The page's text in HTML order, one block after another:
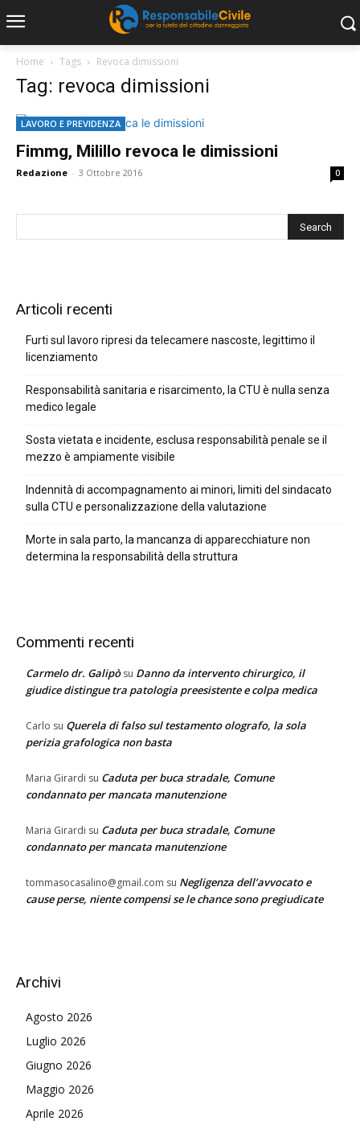
Home Tags Revoca dimissioni
Tag: revoca dimissioni
LAVORO E PREVIDENZA
Fimmg, Milillo revoca le dimissioni
Redazione - 3 Ottobre 2016 0
Articoli recenti
Furti sul lavoro ripresi da telecamere nascoste, legittimo il
licenziamento
Responsabilità sanitaria e risarcimento, la CTU è nulla senza
medico legale
Sosta vietata e incidente, esclusa responsabilità penale se il
mezzo è ampiamente visibile
Indennità di accompagnamento ai minori, limiti del sindacato
sulla CTU e personalizzazione della valutazione
Morte in sala parto, la mancanza di apparecchiature non
determina la responsabilità della struttura
Commenti recenti
Carmelo dr. Galipòsu Danno da intervento chirurgico, il
giudice distingue tra patologia preesistente e colpa medica
Carlo su Querela di falso sul testamento olografo, la sola
perizia grafologica non basta
Maria Girardi su Caduta per buca stradale, Comune
condannato per mancata manutenzione
Maria Girardi su Caduta per buca stradale, Comune
condannato per mancata manutenzione
tommasocasalino@gmail.com su Negligenza dell’avvocato e
cause perse, niente compensi se le chance sono pregiudicate
Archivi
Agosto 2026
Luglio 2026
Giugno 2026
Maggio 2026
Aprile 2026